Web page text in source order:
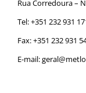
Rua Corredoura –
Tel:+351 232 931
Fax: +351 232 931
E-mail: